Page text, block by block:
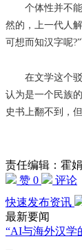
个体性并不能
然的，上一代人
可想而知汉字呢?”
在文学这个驳杂
认为是一个民族
史书上翻不到，
责任编辑：霍娟
赞 0
评论
快速发布资讯
最新要闻
“AI与海外汉学